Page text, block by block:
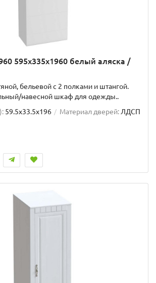
595х335х1960 белый аляска /
бельевой с 2 полками и штангой.
навесной шкаф для одежды..
59.5x33.5x196 Материал дверей: ЛДСП